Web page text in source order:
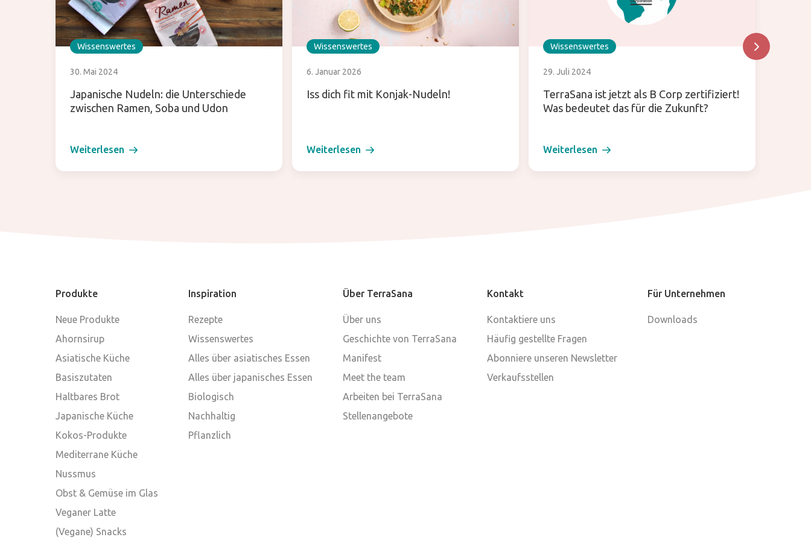
Wissenswertes
30. Mai 2024
Japanische Nudeln: die Unterschiede
zwischen Ramen, Soba und Udon
Weiterlesen
Wissenswertes
6. Januar 2026
Iss dich fit mit Konjak-Nudeln!
Weiterlesen
Wissenswertes
29. Juli 2024
TerraSana ist jetzt als B Corp zertifiziert!
Was bedeutet das für die Zukunft?
Weiterlesen
Produkte
Neue Produkte
Ahornsirup
Asiatische Küche
Basiszutaten
Haltbares Brot
Japanische Küche
Kokos-Produkte
Mediterrane Küche
Nussmus
Obst & Gemüse im Glas
Veganer Latte
(Vegane) Snacks
Inspiration
Rezepte
Wissenswertes
Alles über asiatisches Essen
Alles über japanisches Essen
Biologisch
Nachhaltig
Pflanzlich
Über TerraSana
Über uns
Geschichte von TerraSana
Manifest
Meet the team
Arbeiten bei TerraSana
Stellenangebote
Kontakt
Kontaktiere uns
Häufig gestellte Fragen
Abonniere unseren Newsletter
Verkaufsstellen
Für Unternehmen
Downloads